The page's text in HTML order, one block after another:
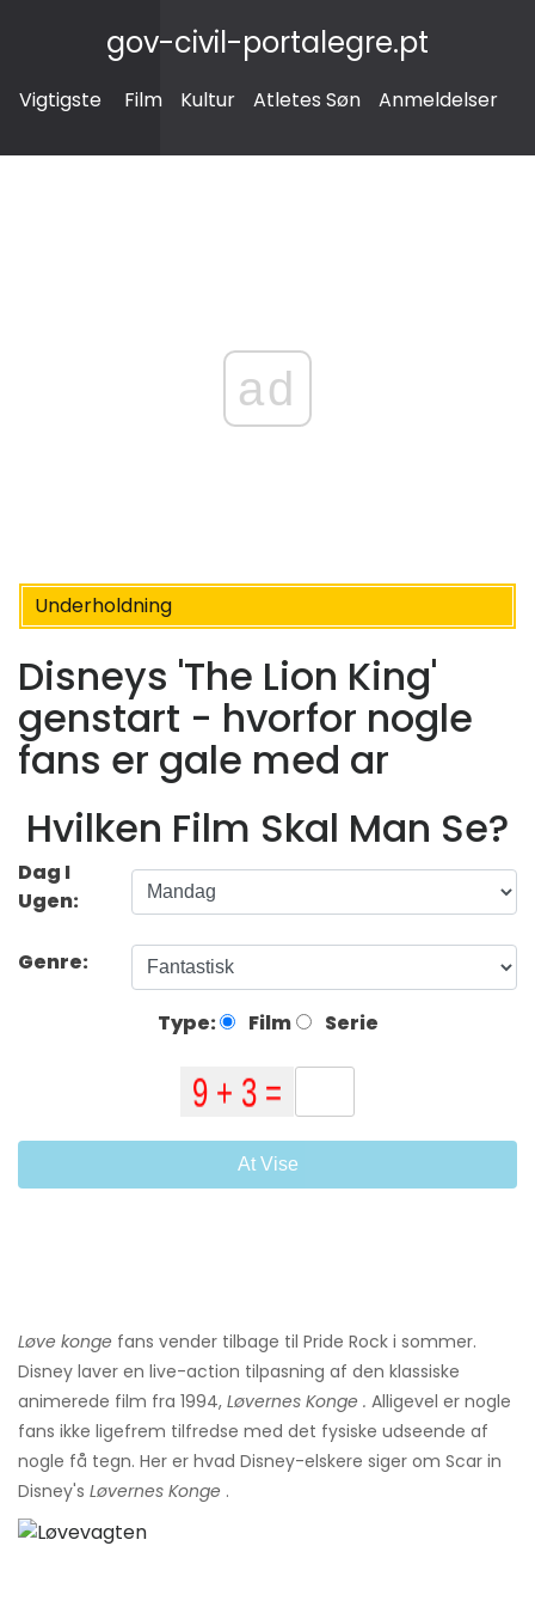
gov-civil-portalegre.pt
Vigtigste Film Kultur Atletes Søn Anmeldelser
ad
Underholdning
Disneys 'The Lion King'
genstart - hvorfor nogle
fans er gale med ar
Hvilken Film Skal Man Se?
Dag I
Ugen:
Genre:
Type: Film Serie
At Vise
Løve konge fans vender tilbage til Pride Rock i sommer.
Disney laver en live-action tilpasning af den klassiske
animerede film fra 1994, Løvernes Konge . Alligevel er nogle
fans ikke ligefrem tilfredse med det fysiske udseende af
nogle få tegn. Her er hvad Disney-elskere siger om Scar in
Disney's Løvernes Konge .